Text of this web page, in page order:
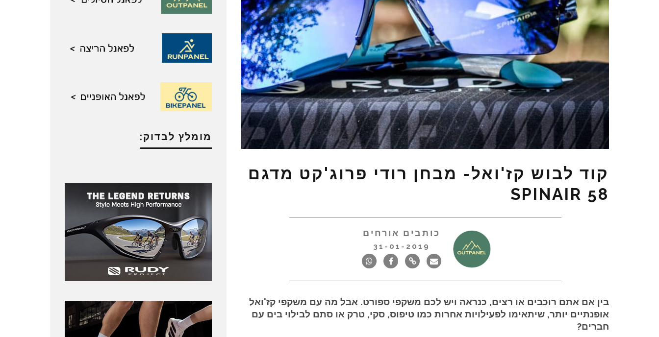
קוד לבוש קז'ואל- מבחן רודי פרוג'קט מדגם
SPINAIR 58
כותבים אורחים
31-01-2019
בין אם אתם רוכבים או רצים, כנראה ויש לכם משקפי ספורט. אבל מה עם משקפי קז'ואל
אופנתיים יותר, שיתאימו לפעילויות אחרות כמו טיפוס, סקי, טרק או סתם לבילוי בים עם
חברים?
מומלץ לבדוק: